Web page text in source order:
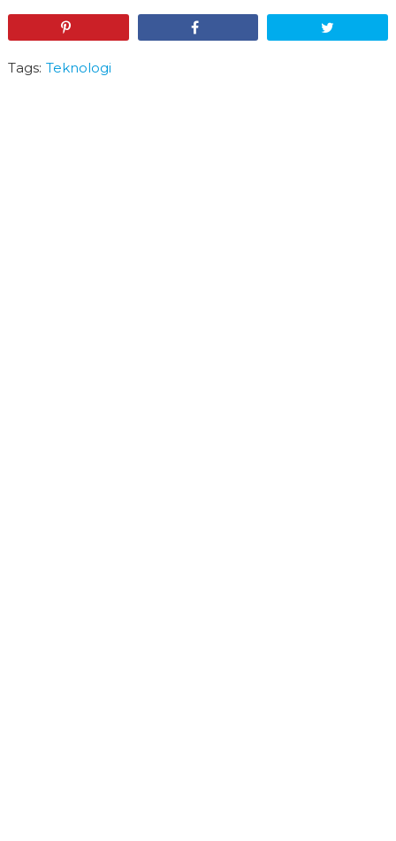
Tags: Teknologi